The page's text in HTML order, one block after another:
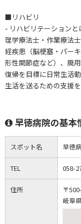
■リハビリ
- リハビリテーションと
理学療法士・作業療法
経疾患（脳梗塞・パー
形性関節症など）、廃
復帰を目標に日常生活
生活を送るための支援を
早徳病院の基本
スポット名 早徳
TEL 058-
住所
〒
岐阜